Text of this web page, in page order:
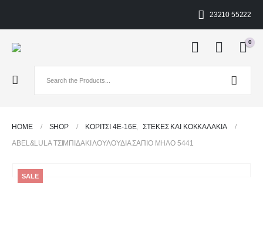
23210 55222
0
HOME SHOP ΚΟΡΙΤΣΙ 4Ε-16Ε, ΣΤΈΚΕΣ ΚΑΙ ΚΟΚΚΑΛΆΚΙΑ
ABEL&LULA ΤΣΙΜΠΙΔΑΚΙ ΛΟΥΛΟΥΔΙΑ ΣΑΠΙΟ ΜΗΛΟ 5441
SALE